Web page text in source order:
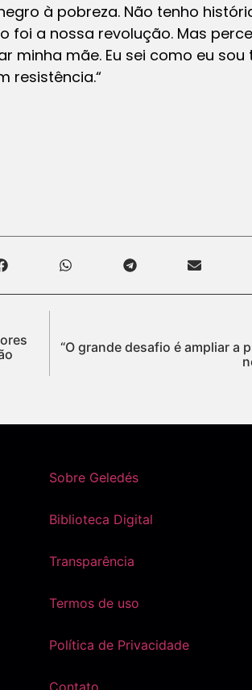
à pobreza. Não tenho
foi a nossa revolução. Mas
minha mãe. Eu sei como eu
resistência.“
“O grande desafio é ampliar a
Sobre Geledés
Biblioteca Digital
Transparência
Termos de uso
Política de Privacidade
Contato